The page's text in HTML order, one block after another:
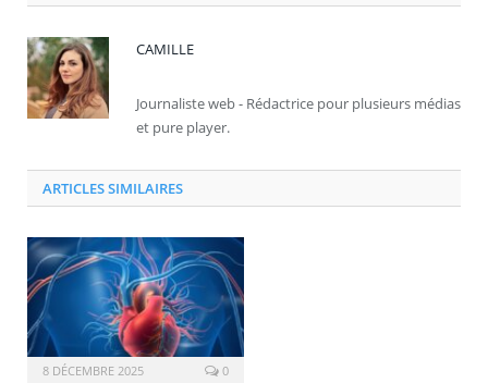
CAMILLE
Journaliste web - Rédactrice pour plusieurs médias
et pure player.
ARTICLES SIMILAIRES
8 DÉCEMBRE 2025 0